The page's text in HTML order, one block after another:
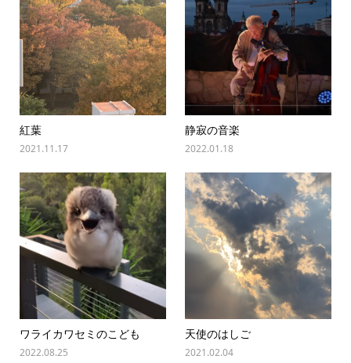
紅葉
2021.11.17
静寂の音楽
2022.01.18
ワライカワセミのこども
2022.08.25
天使のはしご
2021.02.04